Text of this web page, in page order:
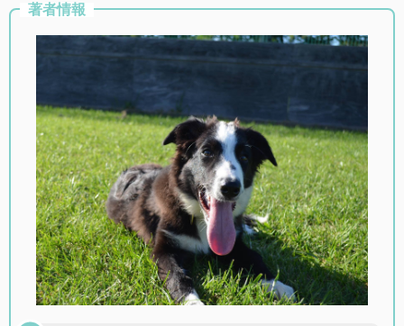
著者情報